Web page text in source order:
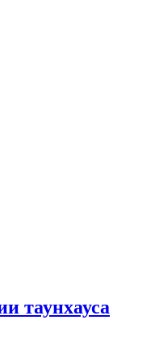
таунхауса